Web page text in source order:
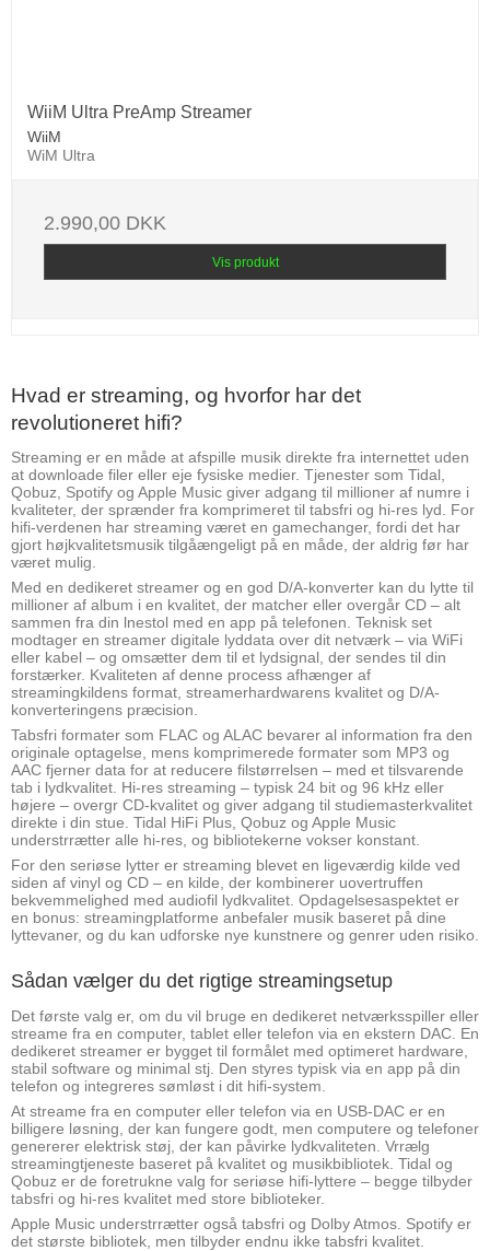
WiiM Ultra PreAmp Streamer
WiiM
WiM Ultra
2.990,00 DKK
Vis produkt
Hvad er streaming, og hvorfor har det
revolutioneret hifi?
Streaming er en måde at afspille musik direkte fra internettet uden
at downloade filer eller eje fysiske medier. Tjenester som Tidal,
Qobuz, Spotify og Apple Music giver adgang til millioner af numre i
kvaliteter, der sprænder fra komprimeret til tabsfri og hi-res lyd. For
hifi-verdenen har streaming været en gamechanger, fordi det har
gjort højkvalitetsmusik tilgåængeligt på en måde, der aldrig før har
været mulig.
Med en dedikeret streamer og en god D/A-konverter kan du lytte til
millioner af album i en kvalitet, der matcher eller overgår CD – alt
sammen fra din lnestol med en app på telefonen. Teknisk set
modtager en streamer digitale lyddata over dit netværk – via WiFi
eller kabel – og omsætter dem til et lydsignal, der sendes til din
forstærker. Kvaliteten af denne process afhænger af
streamingkildens format, streamerhardwarens kvalitet og D/A-
konverteringens præcision.
Tabsfri formater som FLAC og ALAC bevarer al information fra den
originale optagelse, mens komprimerede formater som MP3 og
AAC fjerner data for at reducere filstørrelsen – med et tilsvarende
tab i lydkvalitet. Hi-res streaming – typisk 24 bit og 96 kHz eller
højere – overgr CD-kvalitet og giver adgang til studiemasterkvalitet
direkte i din stue. Tidal HiFi Plus, Qobuz og Apple Music
understrrætter alle hi-res, og bibliotekerne vokser konstant.
For den seriøse lytter er streaming blevet en ligeværdig kilde ved
siden af vinyl og CD – en kilde, der kombinerer uovertruffen
bekvemmelighed med audiofil lydkvalitet. Opdagelsesaspektet er
en bonus: streamingplatforme anbefaler musik baseret på dine
lyttevaner, og du kan udforske nye kunstnere og genrer uden risiko.
Sådan vælger du det rigtige streamingsetup
Det første valg er, om du vil bruge en dedikeret netværksspiller eller
streame fra en computer, tablet eller telefon via en ekstern DAC. En
dedikeret streamer er bygget til formålet med optimeret hardware,
stabil software og minimal stj. Den styres typisk via en app på din
telefon og integreres sømløst i dit hifi-system.
At streame fra en computer eller telefon via en USB-DAC er en
billigere løsning, der kan fungere godt, men computere og telefoner
genererer elektrisk støj, der kan påvirke lydkvaliteten. Vrrælg
streamingtjeneste baseret på kvalitet og musikbibliotek. Tidal og
Qobuz er de foretrukne valg for seriøse hifi-lyttere – begge tilbyder
tabsfri og hi-res kvalitet med store biblioteker.
Apple Music understrrætter også tabsfri og Dolby Atmos. Spotify er
det største bibliotek, men tilbyder endnu ikke tabsfri kvalitet.